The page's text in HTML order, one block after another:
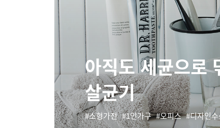
아직도 세균으로
살균기
소형가전 1인가구 오피스 디자인